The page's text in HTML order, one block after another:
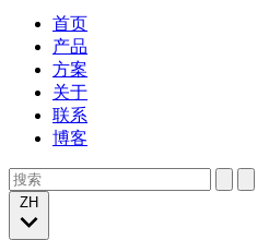
首页
产品
方案
关于
联系
博客